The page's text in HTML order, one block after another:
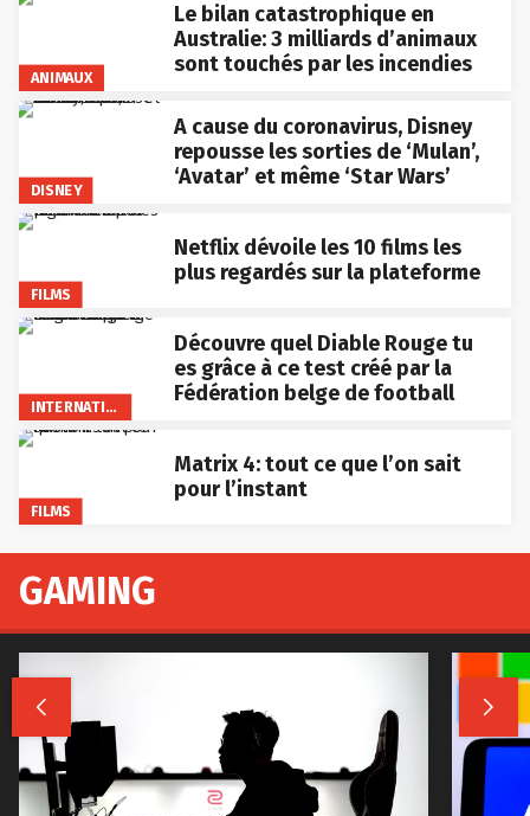
ANIMAUX
Le bilan catastrophique en
Australie: 3 milliards d’animaux
sont touchés par les incendies
DISNEY
A cause du coronavirus, Disney
repousse les sorties de ‘Mulan’,
‘Avatar’ et même ‘Star Wars’
FILMS
Netflix dévoile les 10 films les
plus regardés sur la plateforme
INTERNATIONAL
Découvre quel Diable Rouge tu
es grâce à ce test créé par la
Fédération belge de football
FILMS
Matrix 4: tout ce que l’on sait
pour l’instant
GAMING
 